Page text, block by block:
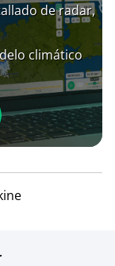
de radar,
climático